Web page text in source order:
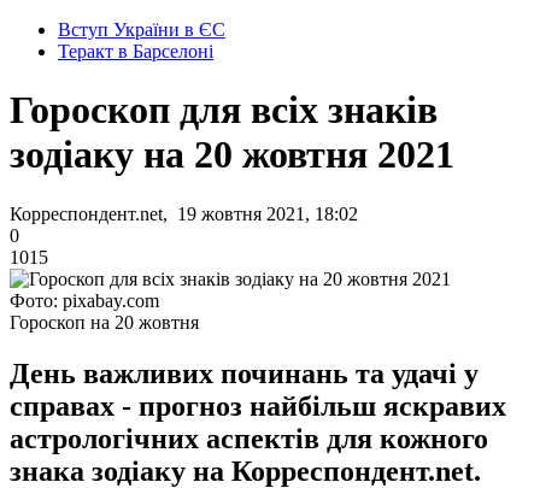
Вступ України в ЄС
Теракт в Барселоні
Гороскоп для всіх знаків
зодіаку на 20 жовтня 2021
Корреспондент.net, 19 жовтня 2021, 18:02
0
1015
Фото: pixabay.com
Гороскоп на 20 жовтня
День важливих починань та удачі у
справах - прогноз найбільш яскравих
астрологічних аспектів для кожного
знака зодіаку на Корреспондент.net.